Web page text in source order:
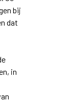
bij
dat
in